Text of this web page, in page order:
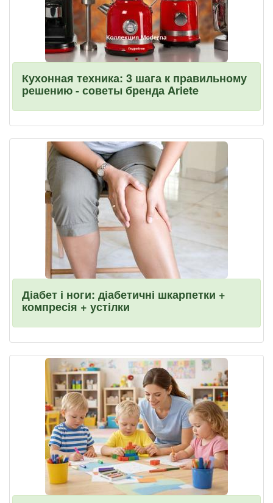
Кухонная техника: 3 шага к правильному
решению - советы бренда Ariete
Діабет і ноги: діабетичні шкарпетки +
компресія + устілки